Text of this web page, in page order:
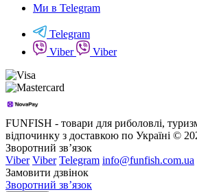
Ми в Telegram
Telegram
Viber
Viber
FUNFISH - товари для риболовлі,
відпочинку з доставкою по Україні ©
Зворотний зв’язок
Viber Viber Telegram info@funfish.com.ua
Замовити дзвінок
Зворотний зв’язок